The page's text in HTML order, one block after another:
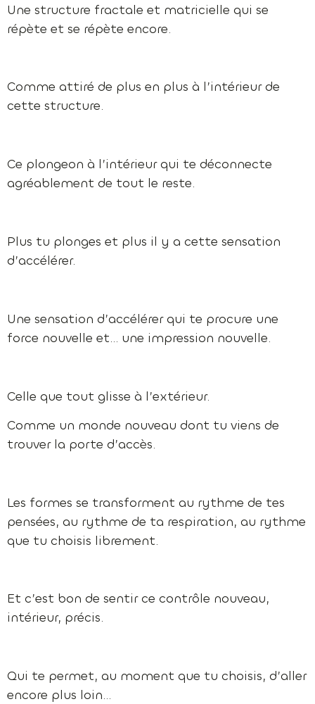
Une structure fractale et matricielle qui se
répète et se répète encore.
Comme attiré de plus en plus à l’intérieur de
cette structure.
Ce plongeon à l’intérieur qui te déconnecte
agréablement de tout le reste.
Plus tu plonges et plus il y a cette sensation
d’accélérer.
Une sensation d’accélérer qui te procure une
force nouvelle et… une impression nouvelle.
Celle que tout glisse à l’extérieur.
Comme un monde nouveau dont tu viens de
trouver la porte d’accès.
Les formes se transforment au rythme de tes
pensées, au rythme de ta respiration, au rythme
que tu choisis librement.
Et c’est bon de sentir ce contrôle nouveau,
intérieur, précis.
Qui te permet, au moment que tu choisis, d’aller
encore plus loin…